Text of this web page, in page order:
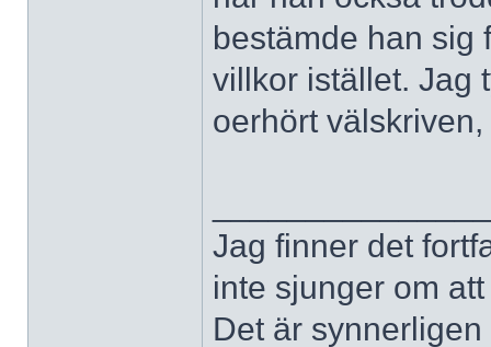
bestämde han sig
villkor istället. Jag
oerhört
Jag finner det
inte sjunger om
Det är